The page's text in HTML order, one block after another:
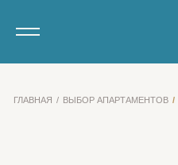
ГЛАВНАЯ ВЫБОР АПАРТАМЕНТОВ